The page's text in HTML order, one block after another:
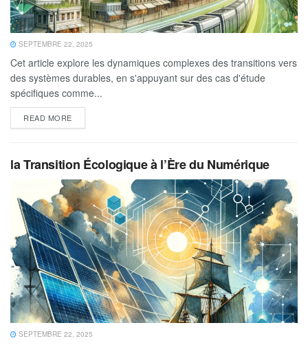
SEPTEMBRE 22, 2025
Cet article explore les dynamiques complexes des transitions vers
des systèmes durables, en s'appuyant sur des cas d'étude
spécifiques comme...
READ MORE
la Transition Écologique à l’Ère du Numérique
SEPTEMBRE 22, 2025